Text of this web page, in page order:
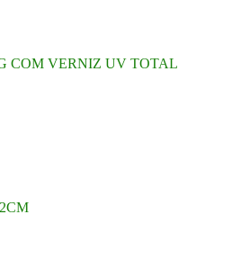
COM VERNIZ UV TOTAL